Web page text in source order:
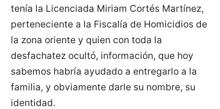
tenía la Licenciada Miriam Cortés Martínez,
perteneciente a la Fiscalía de Homicidios de
la zona oriente y quien con toda la
desfachatez ocultó, información, que hoy
sabemos habría ayudado a entregarlo a la
familia, y obviamente darle su nombre, su
identidad.